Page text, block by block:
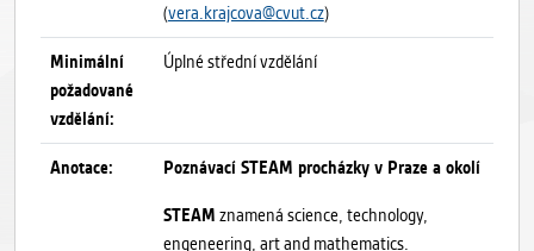
(vera.krajcova@cvut.cz)
Minimální
požadované
vzdělání:
Úplné střední vzdělání
Anotace: Poznávací STEAM procházky v Praze a okolí
STEAM znamená science, technology,
engeneering, art and mathematics.